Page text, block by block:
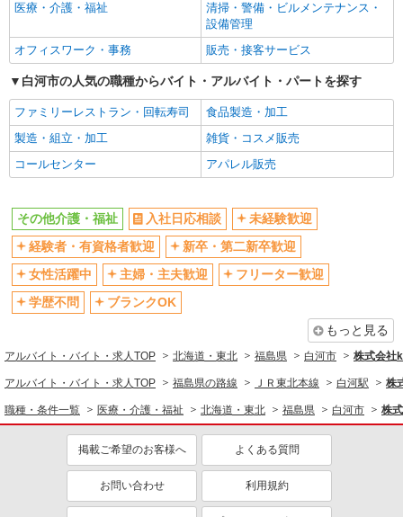
医療・介護・福祉
清掃・警備・ビルメンテナンス・
設備管理
オフィスワーク・事務
販売・接客サービス
白河市の人気の職種からバイト・アルバイト・パートを探す
ファミリーレストラン・回転寿司
食品製造・加工
製造・組立・加工
雑貨・コスメ販売
コールセンター
アパレル販売
その他介護・福祉 入社日応相談
未経験歓迎
経験者・有資格者歓迎
新卒・第二新卒歓迎
女性活躍中
主婦・主夫歓迎
フリーター歓迎
学歴不問
ブランクOK
もっと見る
アルバイト・バイト・求人TOP 北海道・東北 福島県 白河市 株式会社
アルバイト・バイト・求人TOP 福島県の路線 ＪＲ東北本線 白河駅 株
職種・条件一覧 医療・介護・福祉 北海道・東北 福島県 白河市 株
掲載ご希望のお客様へ よくある質問
お問い合わせ 利用規約